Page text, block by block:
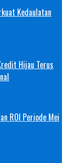
Kedaulatan
Hijau Terus
ROI Periode Mei